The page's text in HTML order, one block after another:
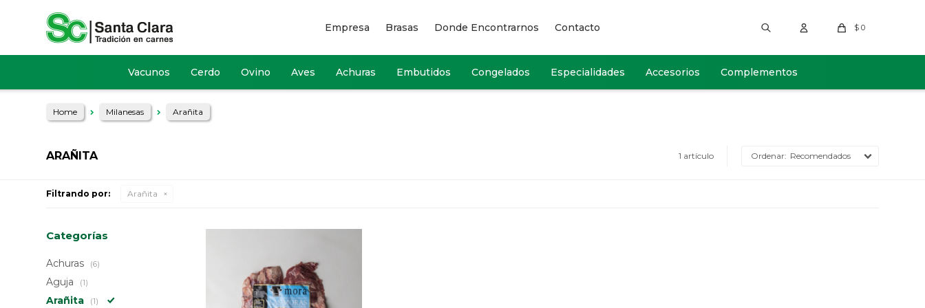
Vacunos Cerdo Ovino Aves Achuras Embutidos Congelados Especialidades Accesorios Complementos
$ 0
Empresa Brasas Donde Encontrarnos Contacto
Home Milanesas Arañita
ARAÑITA 1 artículo Recomendados
Filtrando por: Arañita
Categorías
Achuras (6)
Aguja (1)
Arañita (1)